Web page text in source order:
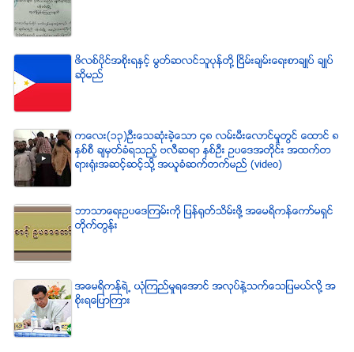
ဖိလစ္ပိုင္အစိုးရႏွင့္ မြတ္ဆလင္သူပုန္တို႔ ၿငိမ္းခ်မ္းေရးစာခ်ဳပ္ ခ်ဳပ္
ဆိုမည္
ကေလး(၁၃)ဦးေသဆံုးခဲ့ေသာ ၄၈ လမ္းမီးေလာင္မႈတြင္ ေထာင္ ၈
ႏွစ္စီ ခ်မွတ္ခံရသည့္ ဗလီဆရာ ႏွစ္ဦး ဥပေဒအတိုင္း အထက္တ
ရားရံုးအဆင့္ဆင့္သို႔ အယူခံဆက္တက္မည္ (video)
ဘာသာေရးဥပေဒၾကမ္းကို ျပန္ရုတ္သိမ္းဖို႔ အေမရိကန္ေကာ္မရွင္
တိုက္တြန္း
အေမရိကန္ရဲ႕ ယံုၾကည္မႈရေအာင္ အလုပ္နဲ႔သက္ေသျပမယ္လုိ႔ အ
စုိးရေျပာၾကား